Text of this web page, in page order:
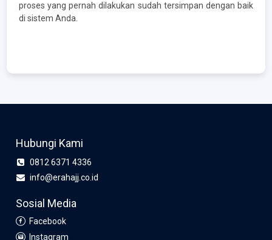
proses yang pernah dilakukan sudah tersimpan dengan baik
di sistem Anda.
Hubungi Kami
0812 6371 4336
info@erahajj.co.id
Sosial Media
Facebook
Instagram